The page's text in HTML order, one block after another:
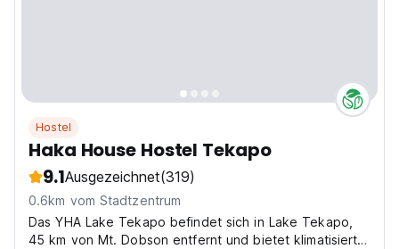
Hostel
Haka House Hostel Tekapo
9.1Ausgezeichnet(319)
0.6km vom Stadtzentrum
Das YHA Lake Tekapo befindet sich in Lake Tekapo,
45 km von Mt. Dobson entfernt und bietet klimatisierte